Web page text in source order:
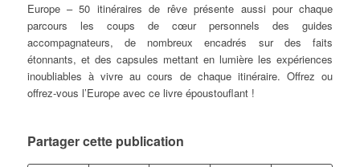
Europe – 50 itinéraires de rêve présente aussi pour chaque
parcours les coups de cœur personnels des guides
accompagnateurs, de nombreux encadrés sur des faits
étonnants, et des capsules mettant en lumière les expériences
inoubliables à vivre au cours de chaque itinéraire. Offrez ou
offrez-vous l’Europe avec ce livre époustouflant !
Partager cette publication